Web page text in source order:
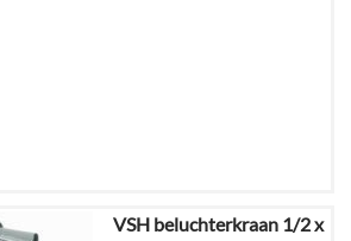
€24,19
VSH beluchterkraan 1/2 x